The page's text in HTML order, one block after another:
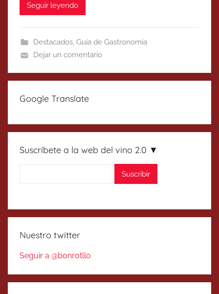
Seguir leyendo
Destacados, Guía de Gastronomía
Dejar un comentario
Google Translate
Suscríbete a la web del vino 2.0 ▼
Nuestro twitter
Seguir a @bonrotllo